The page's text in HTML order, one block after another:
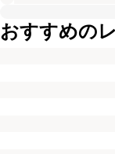
おすすめの